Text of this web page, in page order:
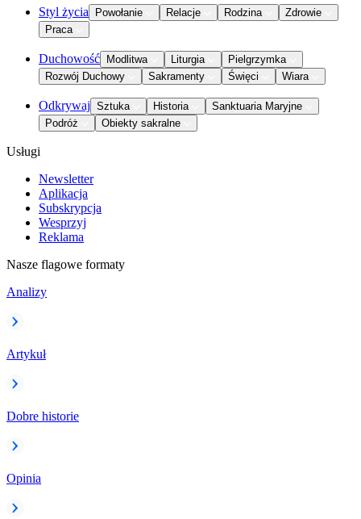
Styl życia Powołanie Relacje Rodzina
Zdrowie
Praca
Duchowość Modlitwa Liturgia
Pielgrzymka
Rozwój Duchowy
Sakramenty Święci Wiara
Odkrywaj Sztuka Historia
Sanktuaria Maryjne
Podróż
Obiekty sakralne
Usługi
Newsletter
Aplikacja
Subskrypcja
Wesprzyj
Reklama
Nasze flagowe formaty
Analizy
Artykuł
Dobre historie
Opinia